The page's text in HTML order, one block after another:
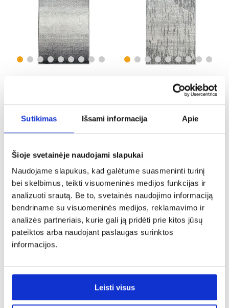
Sutikimas Išsami informacija Apie
Šioje svetainėje naudojami slapukai
Naudojame slapukus, kad galėtume suasmeninti turinį
bei skelbimus, teikti visuomeninės medijos funkcijas ir
analizuoti srautą. Be to, svetainės naudojimo informaciją
bendriname su visuomeninės medijos, reklamavimo ir
analizės partneriais, kurie gali ją pridėti prie kitos jūsų
pateiktos arba naudojant paslaugas surinktos
informacijos.
Leisti visus
59,75 €
Prima kiliminė danga 0,8/1,5
77311 52022
59,75 €
PALYGINTI
Lana kilimas 0,8/1,5 89861
68200
PALYGINTI